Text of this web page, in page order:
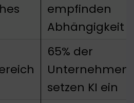
empfinden
Abhängigkeit
65% der
Unternehmen
setzen KI ein